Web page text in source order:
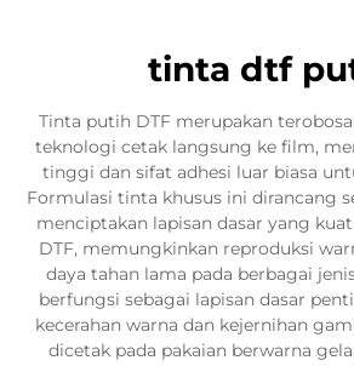
tinta dtf
Tinta putih DTF merupakan
teknologi cetak langsung ke film,
tinggi dan sifat adhesi luar biasa
Formulasi tinta khusus ini dirancang
menciptakan lapisan dasar yang
DTF, memungkinkan reproduksi
daya tahan lama pada berbagai
berfungsi sebagai lapisan dasar
kecerahan warna dan kejernihan
dicetak pada pakaian berwarna